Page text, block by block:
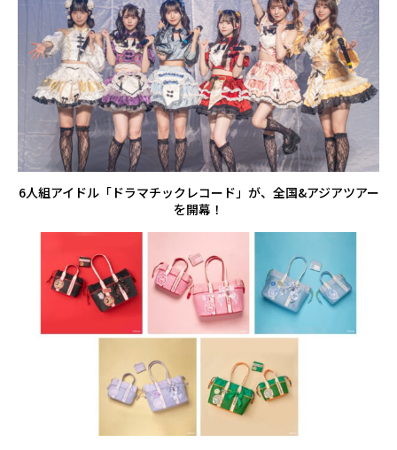
6人組アイドル「ドラマチックレコード」が、全国&アジアツアー
を開幕！